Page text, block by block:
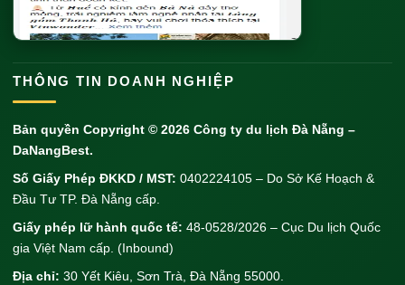
THÔNG TIN DOANH NGHIỆP
Bản quyền Copyright © 2026 Công ty du lịch Đà Nẵng –
DaNangBest.
Số Giấy Phép ĐKKD / MST: 0402224105 – Do Sở Kế Hoạch &
Đầu Tư TP. Đà Nẵng cấp.
Giấy phép lữ hành quốc tế: 48-0528/2026 – Cục Du lịch Quốc
gia Việt Nam cấp. (Inbound)
Địa chỉ: 30 Yết Kiêu, Sơn Trà, Đà Nẵng 55000.